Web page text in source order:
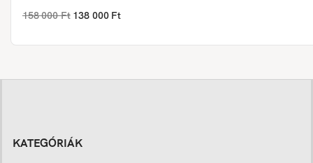
158 000 Ft 138 000 Ft
KATEGÓRIÁK